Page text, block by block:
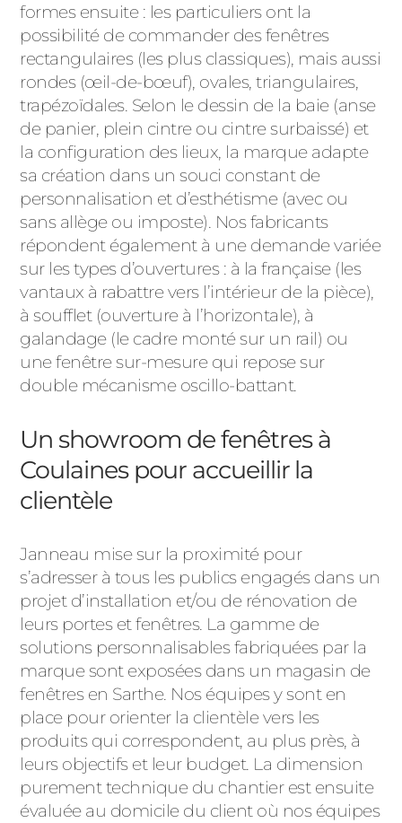
formes ensuite : les particuliers ont la
possibilité de commander des fenêtres
rectangulaires (les plus classiques), mais aussi
rondes (œil-de-bœuf), ovales, triangulaires,
trapézoïdales. Selon le dessin de la baie (anse
de panier, plein cintre ou cintre surbaissé) et
la configuration des lieux, la marque adapte
sa création dans un souci constant de
personnalisation et d’esthétisme (avec ou
sans allège ou imposte). Nos fabricants
répondent également à une demande variée
sur les types d’ouvertures : à la française (les
vantaux à rabattre vers l’intérieur de la pièce),
à soufflet (ouverture à l’horizontale), à
galandage (le cadre monté sur un rail) ou
une fenêtre sur-mesure qui repose sur
double mécanisme oscillo-battant.
Un showroom de fenêtres à
Coulaines pour accueillir la
clientèle
Janneau mise sur la proximité pour
s’adresser à tous les publics engagés dans un
projet d’installation et/ou de rénovation de
leurs portes et fenêtres. La gamme de
solutions personnalisables fabriquées par la
marque sont exposées dans un magasin de
fenêtres en Sarthe. Nos équipes y sont en
place pour orienter la clientèle vers les
produits qui correspondent, au plus près, à
leurs objectifs et leur budget. La dimension
purement technique du chantier est ensuite
évaluée au domicile du client où nos équipes